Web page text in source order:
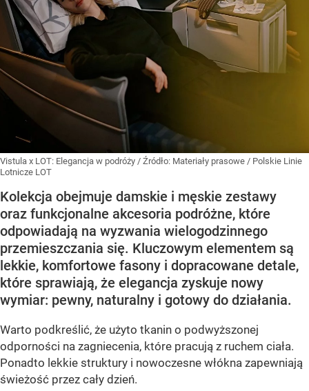
Vistula x LOT: Elegancja w podróży / Źródło: Materiały prasowe / Polskie Linie
Lotnicze LOT
Kolekcja obejmuje damskie i męskie zestawy
oraz funkcjonalne akcesoria podróżne, które
odpowiadają na wyzwania wielogodzinnego
przemieszczania się. Kluczowym elementem są
lekkie, komfortowe fasony i dopracowane detale,
które sprawiają, że elegancja zyskuje nowy
wymiar: pewny, naturalny i gotowy do działania.
Warto podkreślić, że użyto tkanin o podwyższonej
odporności na zagniecenia, które pracują z ruchem ciała.
Ponadto lekkie struktury i nowoczesne włókna zapewniają
świeżość przez cały dzień.